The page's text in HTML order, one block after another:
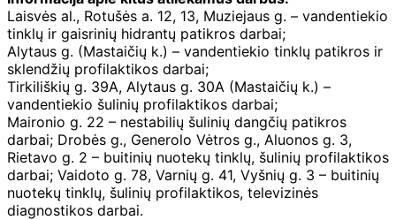
Laisvės al., Rotušės a. 12, 13, Muziejaus g. – vandentiekio
tinklų ir gaisrinių hidrantų patikros darbai;
Alytaus g. (Mastaičių k.) – vandentiekio tinklų patikros ir
sklendžių profilaktikos darbai;
Tirkiliškių g. 39A, Alytaus g. 30A (Mastaičių k.) –
vandentiekio šulinių profilaktikos darbai;
Maironio g. 22 – nestabilių šulinių dangčių patikros
darbai; Drobės g., Generolo Vėtros g., Aluonos g. 3,
Rietavo g. 2 – buitinių nuotekų tinklų, šulinių profilaktikos
darbai; Vaidoto g. 78, Varnių g. 41, Vyšnių g. 3 – buitinių
nuotekų tinklų, šulinių profilaktikos, televizinės
diagnostikos darbai.